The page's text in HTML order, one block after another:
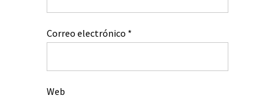
Correo electrónico *
Web